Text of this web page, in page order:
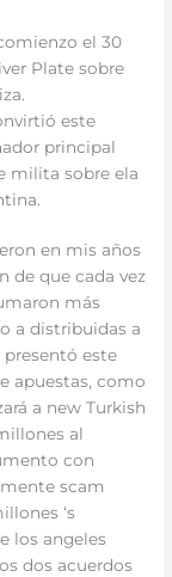
el 30
Plate sobre
este
principal
milita sobre ela
en mis años
de que cada vez
más
a distribuidas a
presentó este
apuestas, como
a new Turkish
al
con
scam
‘s
los angeles
dos acuerdos